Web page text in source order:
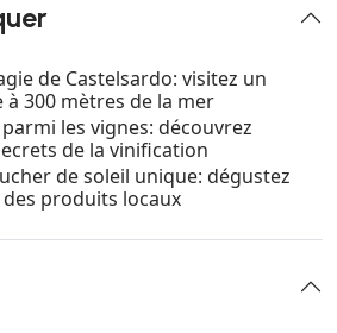
de Castelsardo: visitez un
300 mètres de la mer
les vignes: découvrez
de la vinification
de soleil unique: dégustez
produits locaux